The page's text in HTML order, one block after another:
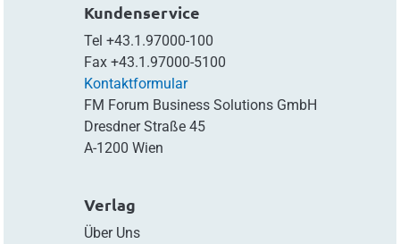
Kundenservice
Tel +43.1.97000-100
Fax +43.1.97000-5100
Kontaktformular
FM Forum Business Solutions GmbH
Dresdner Straße 45
A-1200 Wien
Verlag
Über Uns